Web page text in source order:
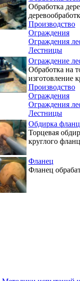
Обработка
Производство
Ограждения
Ограждения
Лестницы
Ограждение
Обработка на
изготовление
Производство
Ограждения
Ограждения
Лестницы
Обдирка
Торцевая
круглого
Фланец
Фланец